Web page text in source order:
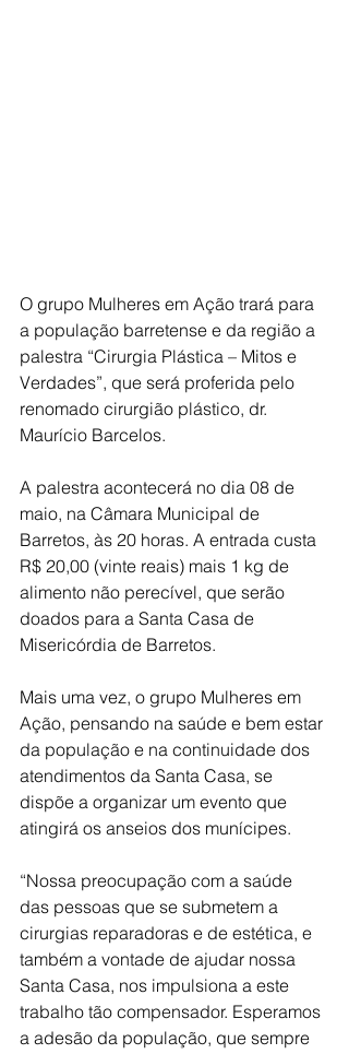
O grupo Mulheres em Ação trará para
a população barretense e da região a
palestra “Cirurgia Plástica – Mitos e
Verdades”, que será proferida pelo
renomado cirurgião plástico, dr.
Maurício Barcelos.
A palestra acontecerá no dia 08 de
maio, na Câmara Municipal de
Barretos, às 20 horas. A entrada custa
R$ 20,00 (vinte reais) mais 1 kg de
alimento não perecível, que serão
doados para a Santa Casa de
Misericórdia de Barretos.
Mais uma vez, o grupo Mulheres em
Ação, pensando na saúde e bem estar
da população e na continuidade dos
atendimentos da Santa Casa, se
dispõe a organizar um evento que
atingirá os anseios dos munícipes.
“Nossa preocupação com a saúde
das pessoas que se submetem a
cirurgias reparadoras e de estética, e
também a vontade de ajudar nossa
Santa Casa, nos impulsiona a este
trabalho tão compensador. Esperamos
a adesão da população, que sempre